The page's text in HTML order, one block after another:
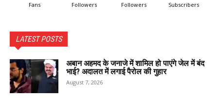
Fans Followers Followers Subscribers
LATEST POSTS
अबान अहमद के जनाजे में शामिल हो पाएंगे जेल में बंद
भाई? अदालत में लगाई पैरोल की गुहार
August 7, 2026